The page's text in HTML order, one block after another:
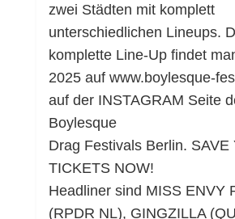
zwei Städten mit komplett
unterschiedlichen Lineups.
komplette Line-Up findet
2025 auf www.boylesque-
auf der INSTAGRAM Seite
Boylesque
Drag Festivals Berlin. SAVE
TICKETS NOW!
Headliner sind MISS ENVY
(RPDR NL), GINGZILLA